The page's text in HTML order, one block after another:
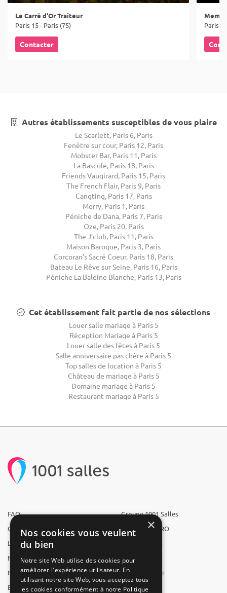
Le Carré d'Or Traiteur
Paris 15 - Paris (75)
Contacter
Paris
Autres établissements susceptibles de vous plaire
Le Scarlett, Paris 6, Paris
Fenêtre sur cour, Paris 12, Paris
Mobster Bar, Paris 11, Paris
La Bascule, Paris 18, Paris
Friends Vaugirard, Paris 15, Paris
The French Flair, Paris 9, Paris
Cangting, Paris 17, Paris
Merry, Paris 1, Paris
Péniche de Dana, Paris 7, Paris
Oze, Paris 20, Paris
The J’club, Paris 11, Paris
Maison Baroque, Paris 3, Paris
Corcoran's Sacré Coeur, Paris 18, Paris
Bateau Le Rêve sur Seine, Paris 16, Paris
Péniche La Baleine Blanche, Paris 13, Paris
Cet établissement fait partie de nos sélections
Louer salle mariage à Paris 5
Réception Mariage à Paris 5
Louer salle des fêtes à Paris 5
Salle anniversaire pas chère à Paris 5
Top salles de location à Paris 5
Château de mariage à Paris 5
Domaine mariage à Paris 5
Restaurant mariage à Paris 5
FAQ
Qui sommes-nous ?
L'équipe
Nous recrutons
Nos partenaires
Espace presse
Groupe 1001 Salles
1001 Salles PRO
1001 Traiteurs
1001 Artistes
Reserverunbar
MP2
×
Nos cookies vous veulent
du bien
Notre site Web utilise des cookies pour
améliorer l'expérience utilisateur. En
utilisant notre site Web, vous acceptez tous
les cookies conformément à notre Politique